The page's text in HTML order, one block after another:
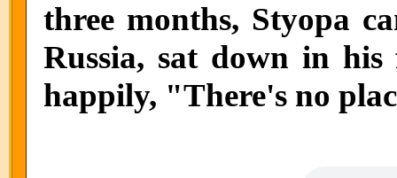
three months, Styopa
Russia, sat down in
happily, "There's no